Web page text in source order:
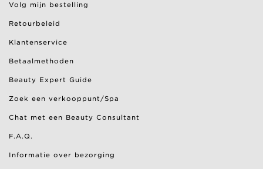
Volg mijn bestelling
Retourbeleid
Klantenservice
Betaalmethoden
Beauty Expert Guide
Zoek een verkooppunt/Spa
Chat met een Beauty Consultant
F.A.Q.
Informatie over bezorging